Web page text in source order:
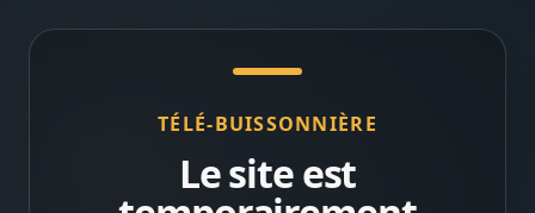
TÉLÉ-BUISSONNIÈRE
Le site est